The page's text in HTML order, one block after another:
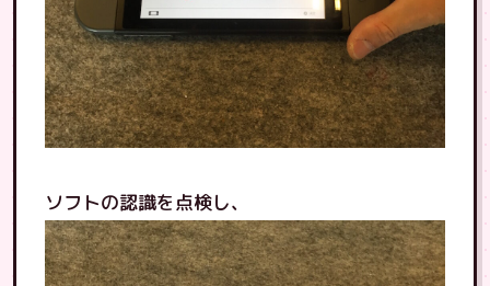
ソフトの認識を点検し、